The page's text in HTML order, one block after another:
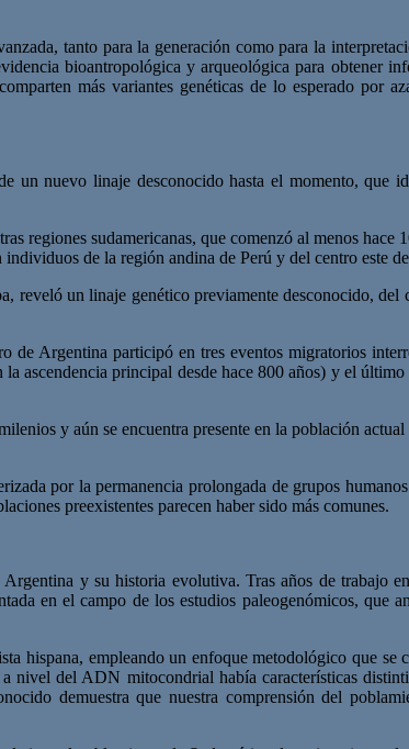
tanto para la generación como para la
bioantropológica y arqueológica para obtener
más variantes genéticas de lo esperado por
un nuevo linaje desconocido hasta el momento, que
regiones sudamericanas, que comenzó al menos
de la región andina de Perú y del centro este
un linaje genético previamente desconocido, del
Argentina participó en tres eventos migratorios
ascendencia principal desde hace 800 años) y el
y aún se encuentra presente en la población
por la permanencia prolongada de grupos
preexistentes parecen haber sido más comunes.
y su historia evolutiva. Tras años de trabajo
en el campo de los estudios paleogenómicos, que
hispana, empleando un enfoque metodológico que
del ADN mitocondrial había características
demuestra que nuestra comprensión del